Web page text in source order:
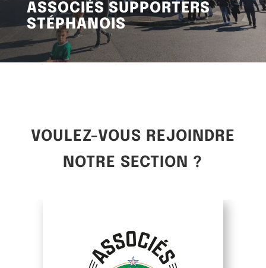
ASSOCIÉS SUPPORTERS
STÉPHANOIS
VOULEZ-VOUS REJOINDRE
NOTRE SECTION ?